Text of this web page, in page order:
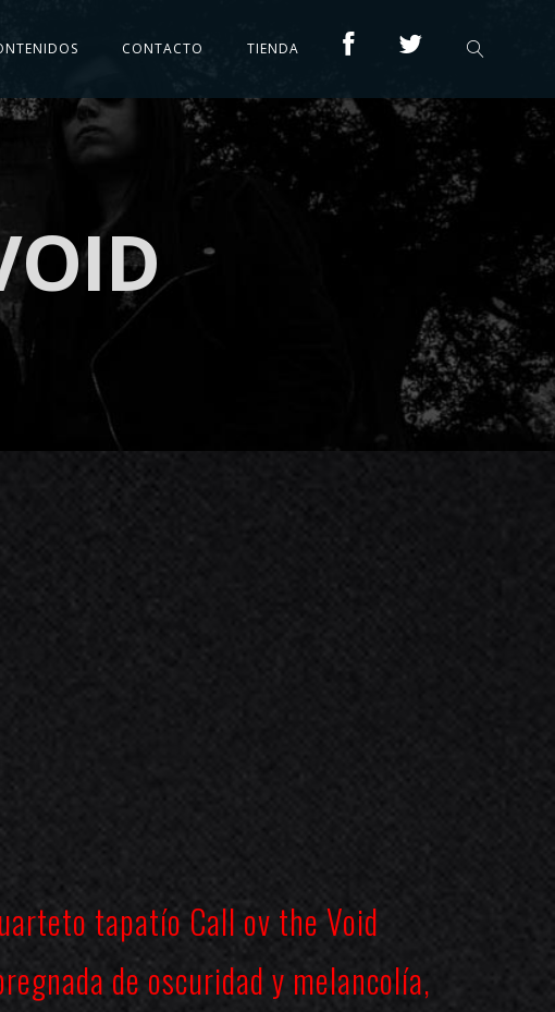
CONTACTO TIENDA
tapatío Call ov the Void
de oscuridad y melancolía,